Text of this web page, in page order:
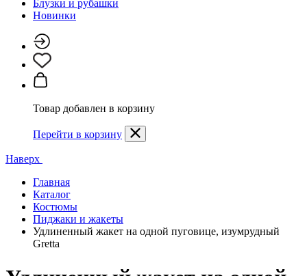
Блузки и рубашки
Новинки
Товар добавлен в корзину
Перейти в корзину
Наверх
Главная
Каталог
Костюмы
Пиджаки и жакеты
Удлиненный жакет на одной пуговице, изумрудный
Gretta